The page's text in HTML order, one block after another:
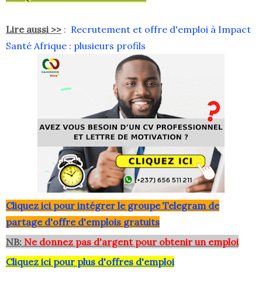
Lire aussi >> : Recrutement et offre d'emploi à Impact
Santé Afrique : plusieurs profils
Cliquez ici pour intégrer le groupe Telegram de
partage d'offre d'emplois gratuits
NB: Ne donnez pas d'argent pour obtenir un emploi
Cliquez ici pour plus d'offres d'emploi